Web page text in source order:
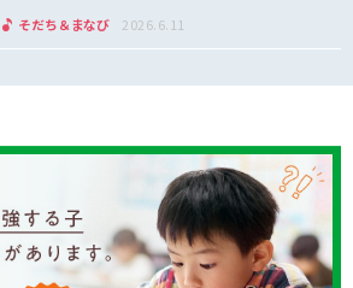
そだち＆まなび 2026.6.11